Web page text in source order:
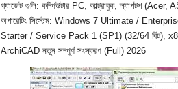
গ্যাজেট গুলি: কম্পিউটার PC, আল্ট্রাবুক, ল্যাপটপ
অপারেটিং সিস্টেম: Windows 7 Ultimate /
Starter / Service Pack 1 (SP1) (32/64 বিট),
ArchiCAD নতুন সম্পূর্ণ সংস্করণ (Full) 2026